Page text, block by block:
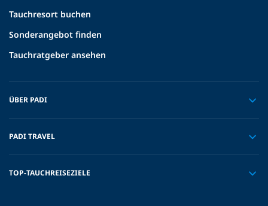
Tauchresort buchen
Sonderangebot finden
Tauchratgeber ansehen
ÜBER PADI
PADI TRAVEL
TOP-TAUCHREISEZIELE